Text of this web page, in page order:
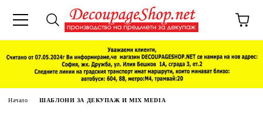
Начало ШАБЛОНИ ЗА ДЕКУПАЖ И MIX MEDIA